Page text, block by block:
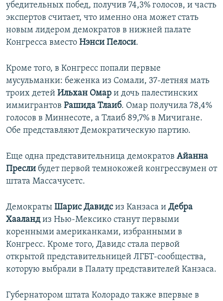
убедительных побед, получив 74,3% голосов, и часть
экспертов считает, что именно она может стать
новым лидером демократов в нижней палате
Конгресса вместо Нэнси Пелоси.
Кроме того, в Конгресс попали первые
мусульманки: беженка из Сомали, 37-летняя мать
троих детей Ильхан Омар и дочь палестинских
иммигрантов Рашида Тлаиб. Омар получила 78,4%
голосов в Миннесоте, а Тлаиб 89,7% в Мичигане.
Обе представляют Демократическую партию.
Еще одна представительница демократов Айанна
Пресли будет первой темнокожей конгрессвумен от
штата Массачусетс.
Демократы Шарис Давидсиз Канзаса и Дебра
Хааландиз Нью-Мексико станут первыми
коренными американками, избранными в
Конгресс. Кроме того, Давидс стала первой
открытой представительницей ЛГБТ-сообщества,
которую выбрали в Палату представителей Канзаса.
Губернатором штата Колорадо также впервые в